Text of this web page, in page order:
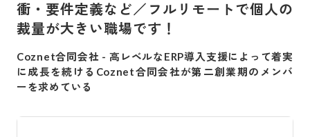
衝・要件定義など／フルリモートで個人の
裁量が大きい職場です！
Coznet合同会社 - 高レベルなERP導入支援によって着実
に成長を続けるCoznet合同会社が第二創業期のメンバ
ーを求めている